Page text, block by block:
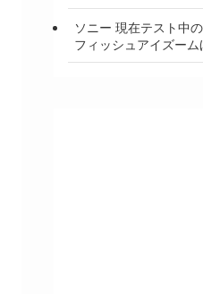
ソニー 現在テスト中
フィッシュアイズーム